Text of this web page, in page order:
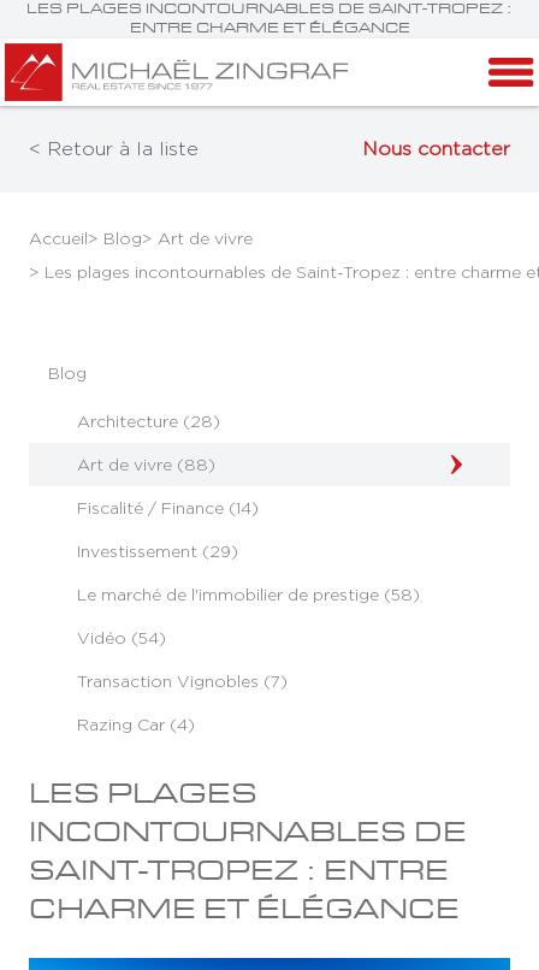
LES PLAGES INCONTOURNABLES DE SAINT-TROPEZ :
ENTRE CHARME ET ÉLÉGANCE
< Retour à la liste Nous contacter
Accueil> Blog> Art de vivre
> Les plages incontournables de Saint-Tropez : entre charme
Blog
Architecture (28)
Art de vivre (88)
Fiscalité / Finance (14)
Investissement (29)
Le marché de l'immobilier de prestige (58)
Vidéo (54)
Transaction Vignobles (7)
Razing Car (4)
LES PLAGES
INCONTOURNABLES DE
SAINT-TROPEZ : ENTRE
CHARME ET ÉLÉGANCE